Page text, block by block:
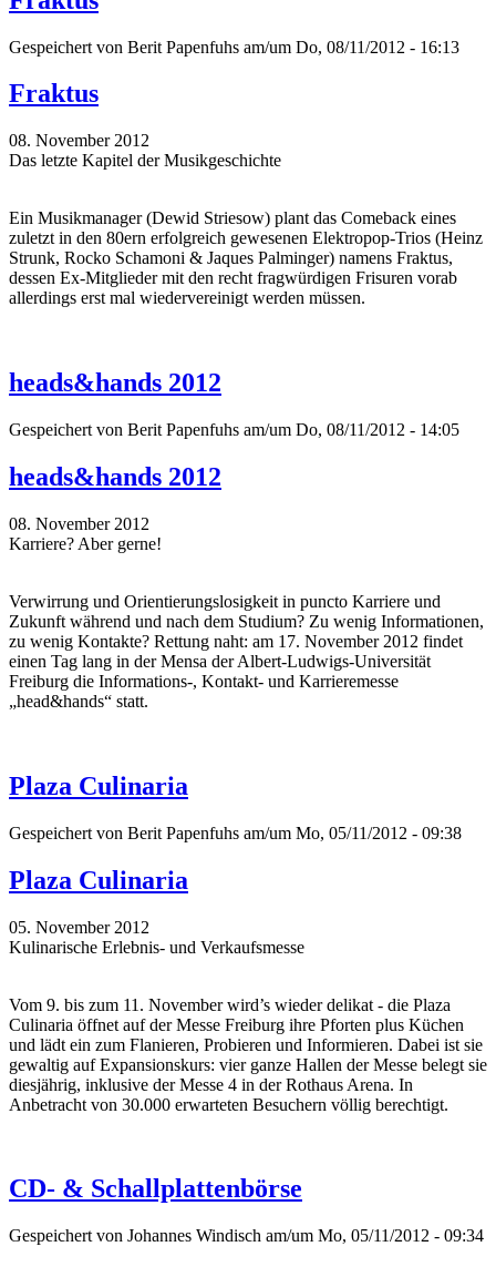
Gespeichert von Berit Papenfuhs am/um Do, 08/11/2012 - 16:13
Fraktus
08. November 2012
Das letzte Kapitel der Musikgeschichte
Ein Musikmanager (Dewid Striesow) plant das Comeback eines
zuletzt in den 80ern erfolgreich gewesenen Elektropop-Trios (Heinz
Strunk, Rocko Schamoni & Jaques Palminger) namens Fraktus,
dessen Ex-Mitglieder mit den recht fragwürdigen Frisuren vorab
allerdings erst mal wiedervereinigt werden müssen.
heads&hands 2012
Gespeichert von Berit Papenfuhs am/um Do, 08/11/2012 - 14:05
heads&hands 2012
08. November 2012
Karriere? Aber gerne!
Verwirrung und Orientierungslosigkeit in puncto Karriere und
Zukunft während und nach dem Studium? Zu wenig Informationen,
zu wenig Kontakte? Rettung naht: am 17. November 2012 findet
einen Tag lang in der Mensa der Albert-Ludwigs-Universität
Freiburg die Informations-, Kontakt- und Karrieremesse
„head&hands“ statt.
Plaza Culinaria
Gespeichert von Berit Papenfuhs am/um Mo, 05/11/2012 - 09:38
Plaza Culinaria
05. November 2012
Kulinarische Erlebnis- und Verkaufsmesse
Vom 9. bis zum 11. November wird’s wieder delikat - die Plaza
Culinaria öffnet auf der Messe Freiburg ihre Pforten plus Küchen
und lädt ein zum Flanieren, Probieren und Informieren. Dabei ist sie
gewaltig auf Expansionskurs: vier ganze Hallen der Messe belegt sie
diesjährig, inklusive der Messe 4 in der Rothaus Arena. In
Anbetracht von 30.000 erwarteten Besuchern völlig berechtigt.
CD- & Schallplattenbörse
Gespeichert von Johannes Windisch am/um Mo, 05/11/2012 - 09:34